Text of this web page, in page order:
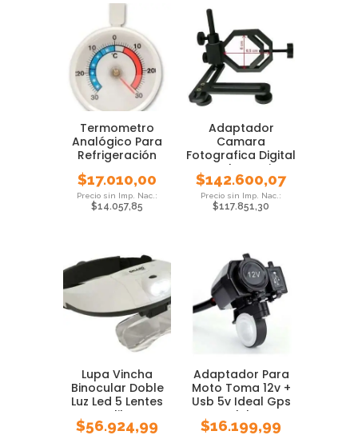
Termometro
Analógico Para
Refrigeración
Congelador
$17.010,00
$14.057,85
Adaptador
Camara
Fotografica Digital
A Telescopio
Ada600
$142.600,07
$117.851,30
Lupa Vincha
Binocular Doble
Luz Led 5 Lentes
Galileo
$56.924,99
Adaptador Para
Moto Toma 12v +
Usb 5v Ideal Gps
Celular
$16.199,99